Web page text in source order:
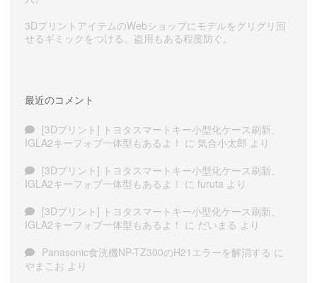
3DプリントアイテムのWebショップにモデルをグリグリ回
せるギミックをつける。盗用もある程度防ぐ。
最近のコメント
[3Dプリント] トヨタスマートキー小型化ケース刷新、
IGLA2キーフォブ一体型もあるよ！ に 気合小太郎 より
[3Dプリント] トヨタスマートキー小型化ケース刷新、
IGLA2キーフォブ一体型もあるよ！ に furuta より
[3Dプリント] トヨタスマートキー小型化ケース刷新、
IGLA2キーフォブ一体型もあるよ！ に だいまる より
Panasonic食洗機NP-TZ300のH21エラーを解消する に
やまこお より